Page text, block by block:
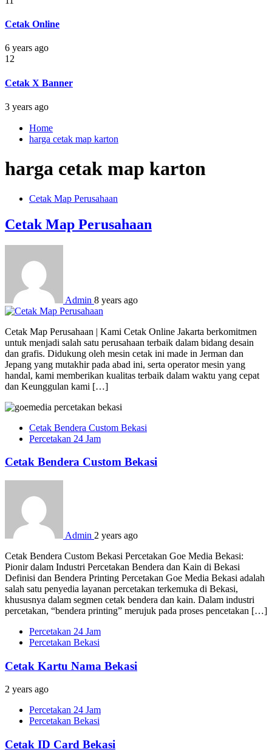
Cetak Online
6 years ago
12
Cetak X Banner
3 years ago
Home
harga cetak map karton
harga cetak map karton
Cetak Map Perusahaan
Cetak Map Perusahaan
Admin 8 years ago
Cetak Map Perusahaan | Kami Cetak Online Jakarta berkomitmen
untuk menjadi salah satu perusahaan terbaik dalam bidang desain
dan grafis. Didukung oleh mesin cetak ini made in Jerman dan
Jepang yang mutakhir pada abad ini, serta operator mesin yang
handal, kami memberikan kualitas terbaik dalam waktu yang cepat
dan Keunggulan kami […]
Cetak Bendera Custom Bekasi
Percetakan 24 Jam
Cetak Bendera Custom Bekasi
Admin 2 years ago
Cetak Bendera Custom Bekasi Percetakan Goe Media Bekasi:
Pionir dalam Industri Percetakan Bendera dan Kain di Bekasi
Definisi dan Bendera Printing Percetakan Goe Media Bekasi adalah
salah satu penyedia layanan percetakan terkemuka di Bekasi,
khususnya dalam segmen cetak bendera dan kain. Dalam industri
percetakan, “bendera printing” merujuk pada proses pencetakan […]
Percetakan 24 Jam
Percetakan Bekasi
Cetak Kartu Nama Bekasi
2 years ago
Percetakan 24 Jam
Percetakan Bekasi
Cetak ID Card Bekasi